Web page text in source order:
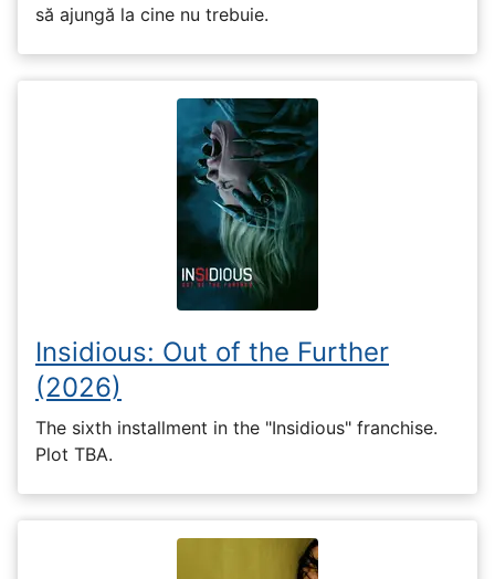
să ajungă la cine nu trebuie.
Insidious: Out of the Further
(2026)
The sixth installment in the "Insidious" franchise.
Plot TBA.